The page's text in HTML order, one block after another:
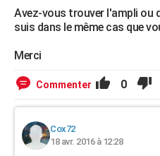
Avez-vous trouver l'ampli ou
suis dans le même cas que
Merci
Commenter 0
Cox72
18 avr. 2016 à 12:28